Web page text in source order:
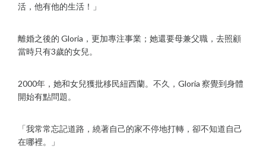
活，他有他的生活！」
離婚之後的 Gloria，更加專注事業；她還要母兼父職，去照顧
當時只有3歲的女兒。
2000年，她和女兒獲批移民紐西蘭。不久，Gloria 察覺到身體
開始有點問題。
「我常常忘記道路，繞著自己的家不停地打轉，卻不知道自己
在哪裡。」